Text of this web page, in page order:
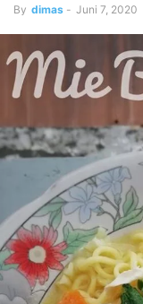
By dimas - Juni 7, 2020